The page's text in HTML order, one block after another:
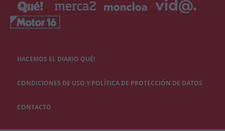
HACEMOS EL DIARIO QUÉ!
CONDICIONES DE USO Y POLÍTICA DE PROTECCIÓN DE DATOS
CONTACTO